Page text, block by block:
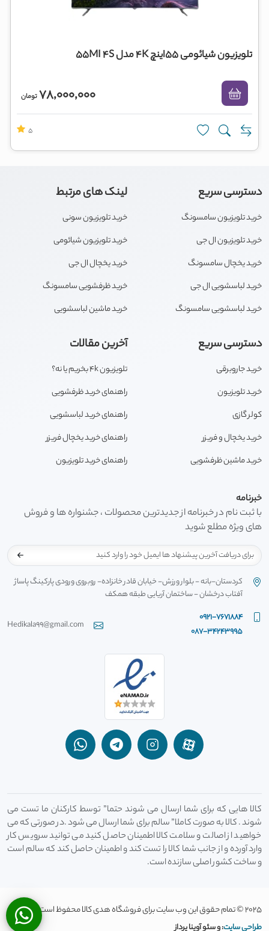
تلویزیون شیائومی 55اینچ 4K مدل 55MI 4S
78,000,000 تومان
5
دسترسی سریع
خرید تلویزیون سامسونگ
خرید تلویزیون ال جی
خرید یخچال سامسونگ
خرید لباسشویی ال جی
خرید لباسشویی سامسونگ
لینک های مرتبط
خرید تلویزیون سونی
خرید تلویزیون شیائومی
خرید یخچال ال جی
خرید ظرفشویی سامسونگ
خرید ماشین لباسشویی
دسترسی سریع
خرید جاروبرقی
خرید تلویزیون
کولر گازی
خرید یخچال و فریزر
خرید ماشین ظرفشویی
آخرین مقالات
تلویزیون 4k بخریم یا نه؟
راهنمای خرید ظرفشویی
راهنمای خرید لباسشویی
راهنمای خرید یخچال فریزر
راهنمای خرید تلویزیون
خبرنامه
با ثبت نام در خبرنامه از جدیدترین محصولات ، جشنواره ها و فروش
های ویژه مطلع شوید
کردستان-بانه - بلوار ورزش- خیابان قادر خانزاده- روبروی ورودی پارکینگ پاساژ
آفتاب درخشان - ساختمان آریایی طبقه همکف
0921-7671884
087-34243995
Hedikala99@gmail.com
کالا هایی که برای شما ارسال می شوند حتما” توسط کارکنان ما تست می
شوند . کالا به صورت کاملا” سالم برای شما ارسال می شود .در صورتی که می
خواهید از اصالت و سلامت کالا اطمینان حاصل کنید می توانید سرویس کار
وارد آورده و از جانب شما کالا را تست کند و اطمینان حاصل کند که سالم است
و ساخت کشور اصلی سازنده است.
2025 © تمام حقوق این وب سایت برای فروشگاه هدی کالا محفوظ است
طراحی سایت: و سئو آوینا پرداز